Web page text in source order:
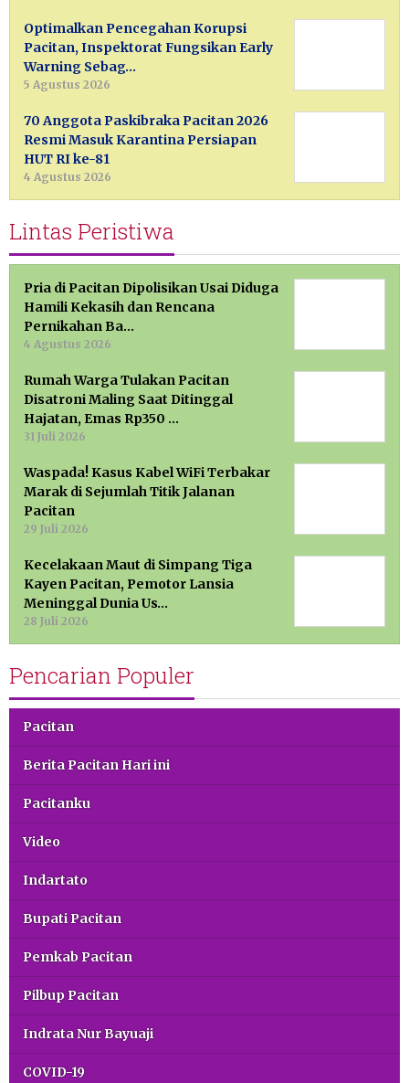
Optimalkan Pencegahan Korupsi
Pacitan, Inspektorat Fungsikan Early
Warning Sebag…
5 Agustus 2026
70 Anggota Paskibraka Pacitan 2026
Resmi Masuk Karantina Persiapan
HUT RI ke-81
4 Agustus 2026
Lintas Peristiwa
Pria di Pacitan Dipolisikan Usai Diduga
Hamili Kekasih dan Rencana
Pernikahan Ba…
4 Agustus 2026
Rumah Warga Tulakan Pacitan
Disatroni Maling Saat Ditinggal
Hajatan, Emas Rp350 …
31 Juli 2026
Waspada! Kasus Kabel WiFi Terbakar
Marak di Sejumlah Titik Jalanan
Pacitan
29 Juli 2026
Kecelakaan Maut di Simpang Tiga
Kayen Pacitan, Pemotor Lansia
Meninggal Dunia Us…
28 Juli 2026
Pencarian Populer
Pacitan
Berita Pacitan Hari ini
Pacitanku
Video
Indartato
Bupati Pacitan
Pemkab Pacitan
Pilbup Pacitan
Indrata Nur Bayuaji
COVID-19